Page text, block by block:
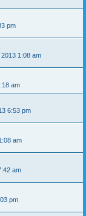
pm
1:08 am
am
6:53 pm
am
am
pm